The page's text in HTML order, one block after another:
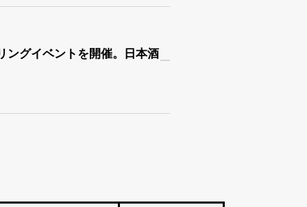
グイベントを開催。日本酒